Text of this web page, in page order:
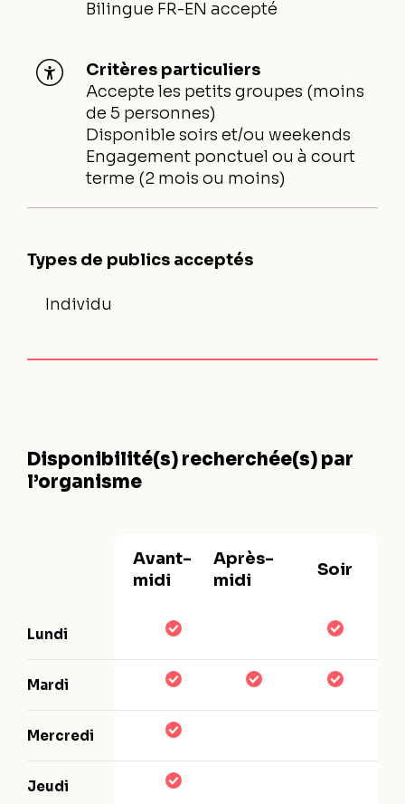
Bilingue FR-EN accepté
Critères particuliers
Accepte les petits groupes (moins
de 5 personnes)
Disponible soirs et/ou weekends
Engagement ponctuel ou à court
terme (2 mois ou moins)
Types de publics acceptés
Individu
Disponibilité(s) recherchée(s) par
l’organisme
Avant-
midi
Après-
midi
Soir
Lundi
Mardi
Mercredi
Jeudi